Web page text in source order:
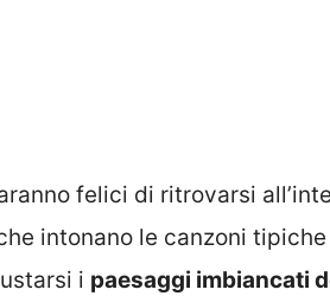
felici di ritrovarsi
intonano le canzoni
i paesaggi imbiancati